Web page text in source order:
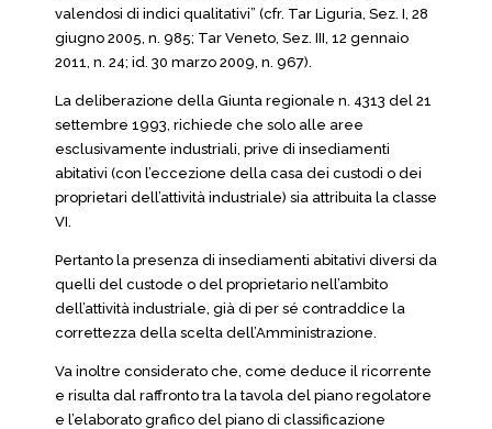
valendosi di indici qualitativi” (cfr. Tar Liguria, Sez. I, 28
giugno 2005, n. 985; Tar Veneto, Sez. III, 12 gennaio
2011, n. 24; id. 30 marzo 2009, n. 967).
La deliberazione della Giunta regionale n. 4313 del 21
settembre 1993, richiede che solo alle aree
esclusivamente industriali, prive di insediamenti
abitativi (con l’eccezione della casa dei custodi o dei
proprietari dell’attività industriale) sia attribuita la classe
VI.
Pertanto la presenza di insediamenti abitativi diversi da
quelli del custode o del proprietario nell’ambito
dell’attività industriale, già di per sé contraddice la
correttezza della scelta dell’Amministrazione.
Va inoltre considerato che, come deduce il ricorrente
e risulta dal raffronto tra la tavola del piano regolatore
e l’elaborato grafico del piano di classificazione